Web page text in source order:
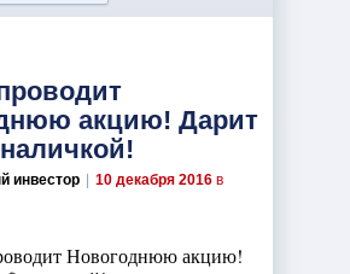
акцию! Дарит
инвестор 10 декабря 2016 в